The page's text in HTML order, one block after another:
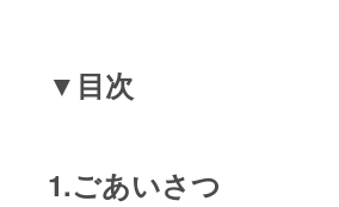
▼目次
1.ごあいさつ